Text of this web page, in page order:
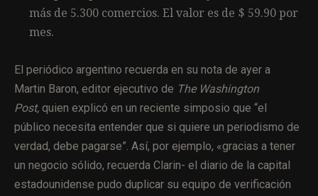
más de 5.300 comercios. El valor es de $ 59.90 por
mes.
El periódico argentino recuerda en su nota de ayer a
Martin Baron, editor ejecutivo de The Washington
Post, quien explicó en un reciente simposio que “el
público necesita entender que si quiere un periodismo de
verdad, debe pagarse”. Así, por ejemplo, «gracias a tener
un negocio sólido, recuerda Clarin- el diario de la capital
estadounidense pudo duplicar su equipo de verificación